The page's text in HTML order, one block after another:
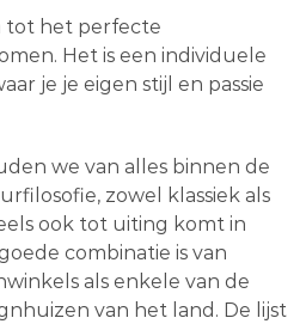
tot het perfecte
Het is een individuele
je je eigen stijl en passie
we van alles binnen de
zowel klassiek als
ook tot uiting komt in
combinatie is van
als enkele van de
van het land. De lijst